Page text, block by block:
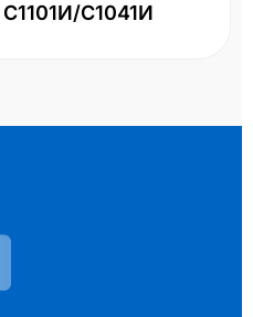
С1041И